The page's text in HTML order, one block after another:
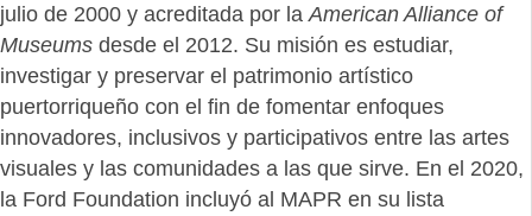
julio de 2000 y acreditada por la American Alliance of
Museums desde el 2012. Su misión es estudiar,
investigar y preservar el patrimonio artístico
puertorriqueño con el fin de fomentar enfoques
innovadores, inclusivos y participativos entre las artes
visuales y las comunidades a las que sirve. En el 2020,
la Ford Foundation incluyó al MAPR en su lista